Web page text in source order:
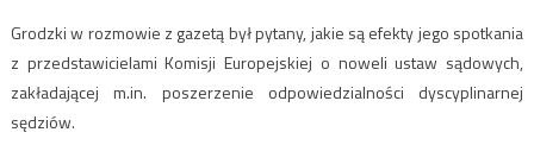
Grodzki w rozmowie z gazetą był pytany, jakie są efekty jego spotkania
z przedstawicielami Komisji Europejskiej o noweli ustaw sądowych,
zakładającej m.in. poszerzenie odpowiedzialności dyscyplinarnej
sędziów.